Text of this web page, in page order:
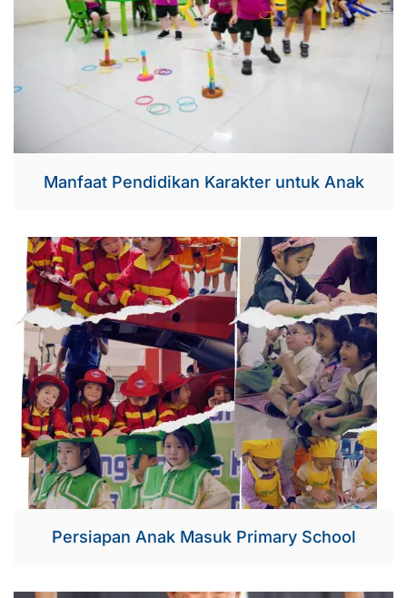
Manfaat Pendidikan Karakter untuk Anak
Persiapan Anak Masuk Primary School